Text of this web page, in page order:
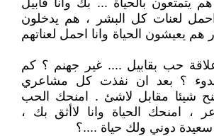
يتمتعون بالحياة ... بك وانا قابيل
لعنات كل البشر ، هم يدخلون
هم يعيشون الحياة وانا احمل لعناتهم
حب بقابيل .... غير جهنم ؟ كم
؟ بعد ان نفذت كل مشاعري
شيئا مقابل لاشئ . امنحك الحب
، امنحك الحياة وانا لاأثق بك ،
سعيدة دوني ولك حياة ....؟